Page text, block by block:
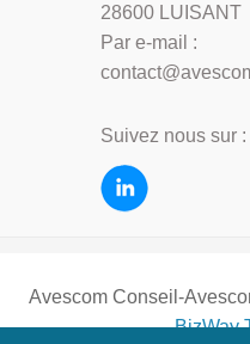
28600 LUISANT
Par e-mail :
Suivez nous sur :
Avescom Conseil-
BizWay